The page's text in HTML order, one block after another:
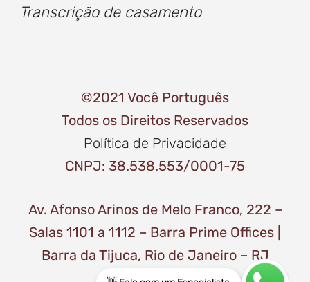
Transcrição de casamento
©2021 Você Português
Todos os Direitos Reservados
Política de Privacidade
CNPJ: 38.538.553/0001-75
Av. Afonso Arinos de Melo Franco, 222 –
Salas 1101 a 1112 – Barra Prime Offices |
Barra da Tijuca, Rio de Janeiro – RJ